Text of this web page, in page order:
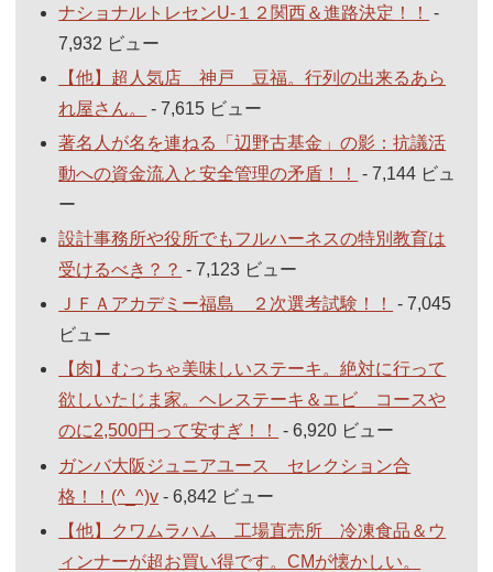
ナショナルトレセンU-１２関西＆進路決定！！
-
7,932 ビュー
【他】超人気店 神戸 豆福。行列の出来るあら
れ屋さん。
- 7,615 ビュー
著名人が名を連ねる「辺野古基金」の影：抗議活
動への資金流入と安全管理の矛盾！！
- 7,144 ビュ
ー
設計事務所や役所でもフルハーネスの特別教育は
受けるべき？？ - 7,123 ビュー
ＪＦＡアカデミー福島 ２次選考試験！！
- 7,045
ビュー
【肉】むっちゃ美味しいステーキ。絶対に行って
欲しいたじま家。ヘレステーキ＆エビ コースや
のに2,500円って安すぎ！！
- 6,920 ビュー
ガンバ大阪ジュニアユース セレクション合
格！！(^_^)v - 6,842 ビュー
【他】クワムラハム 工場直売所 冷凍食品＆ウ
ィンナーが超お買い得です。CMが懐かしい。